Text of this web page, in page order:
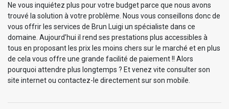
Ne vous inquiétez plus pour votre budget parce que nous avons
trouvé la solution à votre problème. Nous vous conseillons donc de
vous offrir les services de Brun Luigi un spécialiste dans ce
domaine. Aujourd’hui il rend ses prestations plus accessibles à
tous en proposant les prix les moins chers sur le marché et en plus
de cela vous offre une grande facilité de paiement !! Alors
pourquoi attendre plus longtemps ? Et venez vite consulter son
site internet ou contactez-le directement sur son mobile.